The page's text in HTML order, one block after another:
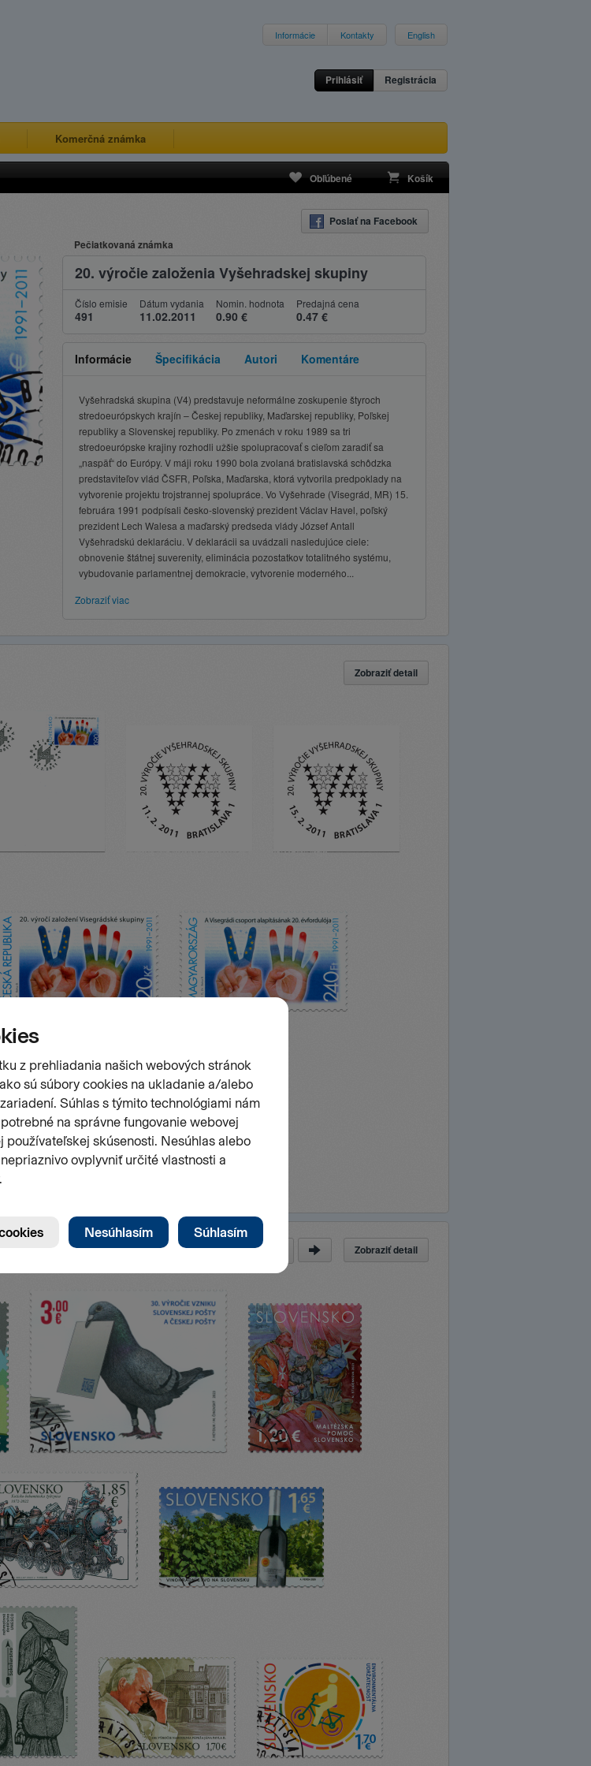
Informácie Kontakty English
Prihlásiť Registrácia
Komerčná známka
Obľúbené Košík
Poslať na Facebook
Pečiatkovaná známka
20. výročie založenia Vyšehradskej skupiny
Číslo emisie
491
Dátum vydania
11.02.2011
Nomin. hodnota
0.90 €
Predajná cena
0.47 €
Informácie Špecifikácia Autori Komentáre
Vyšehradská skupina (V4) predstavuje neformálne zoskupenie štyroch
stredoeurópskych krajín – Českej republiky, Maďarskej republiky, Poľskej
republiky a Slovenskej republiky. Po zmenách v roku 1989 sa tri
stredoeurópske krajiny rozhodli užšie spolupracovať s cieľom zaradiť sa
„naspäť“ do Európy. V máji roku 1990 bola zvolaná bratislavská schôdzka
predstaviteľov vlád ČSFR, Poľska, Maďarska, ktorá vytvorila predpoklady na
vytvorenie projektu trojstrannej spolupráce. Vo Vyšehrade (Visegrád, MR) 15.
februára 1991 podpísali česko-slovenský prezident Václav Havel, poľský
prezident Lech Walesa a maďarský predseda vlády József Antall
Vyšehradskú deklaráciu. V deklarácii sa uvádzali nasledujúce ciele:
obnovenie štátnej suverenity, eliminácia pozostatkov totalitného systému,
vybudovanie parlamentnej demokracie, vytvorenie moderného...
Zobraziť viac
Zobraziť detail
Zobraziť detail
Stránka